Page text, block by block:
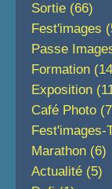
Sortie (66)
Fest'images
Passe
Formation
Exposition
Café Photo
Fest'images-
Marathon (6)
Actualité (5)